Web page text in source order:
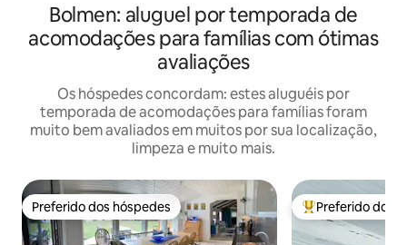
Bolmen: aluguel por temporada de
acomodações para famílias com ótimas
avaliações
Os hóspedes concordam: estes aluguéis por
temporada de acomodações para famílias foram
muito bem avaliados em muitos por sua localização,
limpeza e muito mais.
Preferido dos hóspedes
Preferido dos hóspedes Entre os
Preferido dos